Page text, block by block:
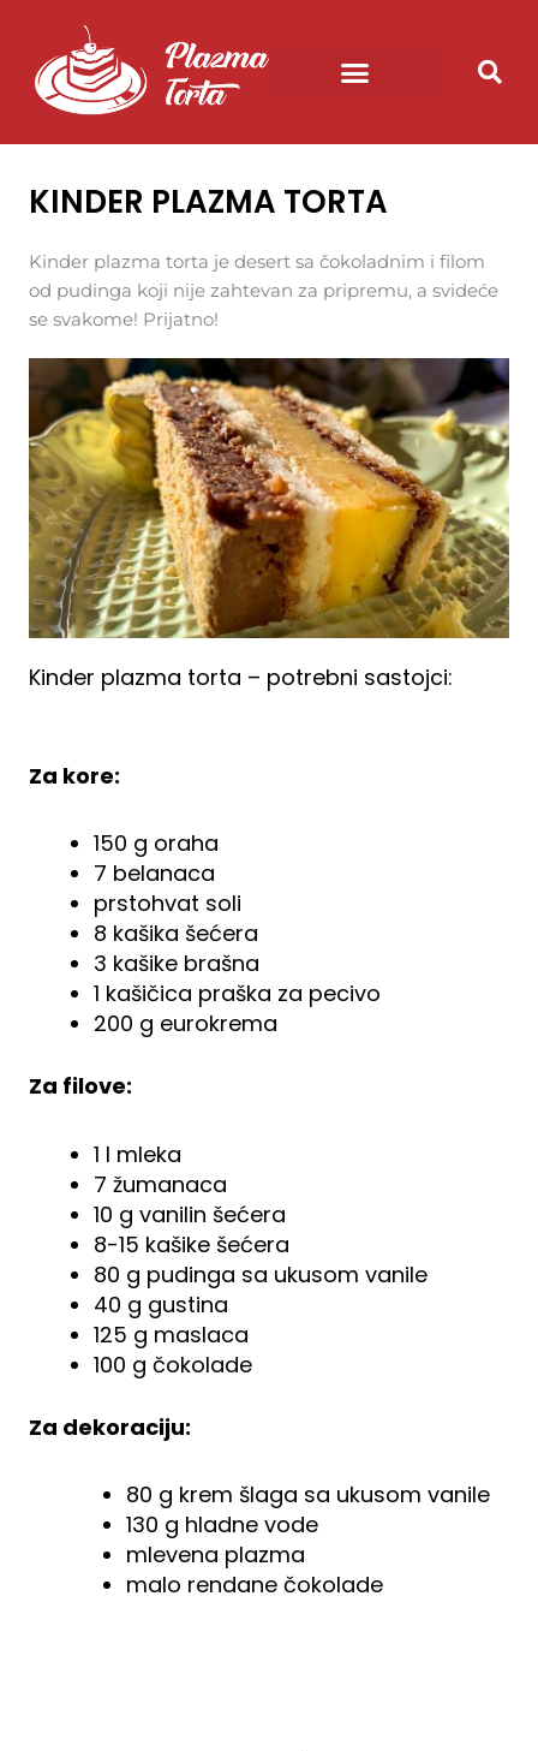
sadržaj
KINDER PLAZMA TORTA
Kinder plazma torta je desert sa čokoladnim i filom
od pudinga koji nije zahtevan za pripremu, a svideće
se svakome! Prijatno!
Kinder plazma torta – potrebni sastojci:
Za kore:
150 g oraha
7 belanaca
prstohvat soli
8 kašika šećera
3 kašike brašna
1 kašičica praška za pecivo
200 g eurokrema
Za filove:
1 l mleka
7 žumanaca
10 g vanilin šećera
8-15 kašike šećera
80 g pudinga sa ukusom vanile
40 g gustina
125 g maslaca
100 g čokolade
Za dekoraciju:
80 g krem šlaga sa ukusom vanile
130 g hladne vode
mlevena plazma
malo rendane čokolade